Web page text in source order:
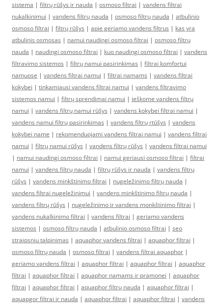
sistema | filtrų rūšys ir nauda | osmoso filtrai | vandens filtrai
nukalkinimui | vandens filtrų nauda | osmoso filtrų nauda | atbulinio
osmoso filtrai | filtrų rūšys | apie geriamo vandens filtrus | kas yra
atbulinis osmosas | namui naudingi osmoso filtrai | osmoso filtrų
nauda | naudingi osmoso filtrai | kuo naudingi osmoso filtrai | vandens
filtravimo sistemos | filtrų namui pasirinkimas | filtrai komfortui
namuose | vandens filtrai namui | filtrai namams | vandens filtrai
kokybei | tinkamiausi vandens filtrai namui | vandens filtravimo
sistemos namui | filtrų sprendimai namui | ieškome vandens filtrų
namui | vandens filtrų namui rūšys | vandens kokybei filtrai namui |
vandens namui filtrų pasirinkimas | vandens filtrų rtūšys | vandens
kokybei name | rekomenduojami vandens filtrai namui | vandens filtrai
namui | filtrų namui rūšys | vandens filtrų rūšys | vandens filtrai namui
| namui naudingi osmoso filtrai | namui geriausi osmoso filtrai | filtrai
namui | vandens filtrų nauda | filtrų rūšys ir nauda | vandens filtrų
rūšys | vandens minkštinimo filtrai | nugeležinimo filtrų nauda |
vandens filtrai nugeležinimui | vandens minkštinimo filtrų nauda |
vandens filtrų rūšys | nugeležinimo ir vandens monkštinimo filtrai |
vandens nukalkinimo filtrai | vandens filtrai | geriamo vandens
sistemos | osmoso filtrų nauda | atbulinio osmoso filtrai | seo
straipsniu talpinimas | aquaphor vandens filtrai | aquaphor filtrai |
osmoso filtrų nauda | osmoso filtrai | vandens filtrai aquaphor |
geriamo vandens filtrai | aquaphor filtrai | aquaphor filtrai | aquaphor
filtrai | aquaphor filtrai | aquaphor namams ir pramonei | aquaphor
filtrai | aquaphor filtrai | aquaphor filtrų nauda | aquaphor filtrai |
aquapgor filtrai ir nauda | aquaphor filtrai | aquaphor filtrai | vandens